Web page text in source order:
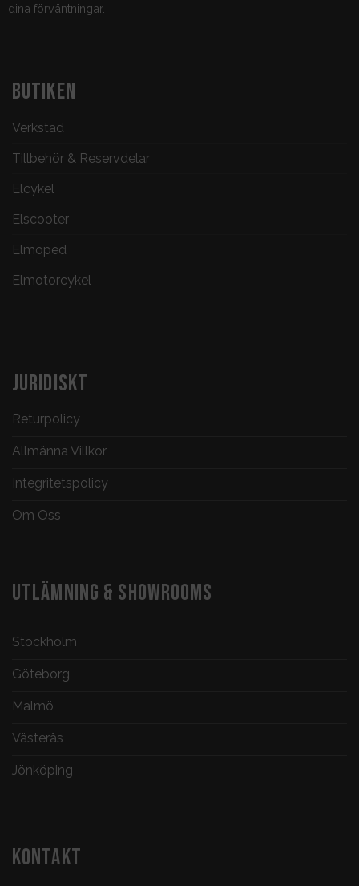
dina förväntningar.
BUTIKEN
Verkstad
Tillbehör & Reservdelar
Elcykel
Elscooter
Elmoped
Elmotorcykel
JURIDISKT
Returpolicy
Allmänna Villkor
Integritetspolicy
Om Oss
UTLÄMNING & SHOWROOMS
Stockholm
Göteborg
Malmö
Västerås
Jönköping
KONTAKT